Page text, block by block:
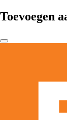
Toevoegen